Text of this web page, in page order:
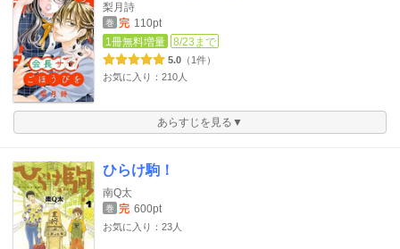
梨月詩
巻 完 110pt
1冊無料増量
8/23まで
5.0 （1件）
お気に入り：210人
あらすじを見る▼
ひらけ駒！
南Q太
巻 完 600pt
お気に入り：23人